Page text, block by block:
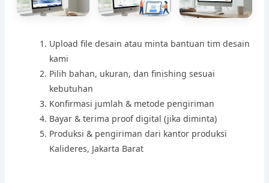
Upload file desain atau minta bantuan tim desain
kami
Pilih bahan, ukuran, dan finishing sesuai
kebutuhan
Konfirmasi jumlah & metode pengiriman
Bayar & terima proof digital (jika diminta)
Produksi & pengiriman dari kantor produksi
Kalideres, Jakarta Barat